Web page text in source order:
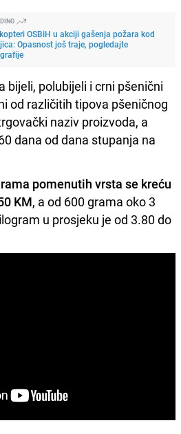
OSBiH u akciji gašenja požara kod
Opasnost još traje, pogledajte
bijeli, polubijeli i crni pšenični
od različitih tipova pšeničnog
naziv proizvoda, a
dana od dana stupanja na
pomenutih vrsta se kreću
KM, a od 600 grama oko 3
u prosjeku je od 3.80 do